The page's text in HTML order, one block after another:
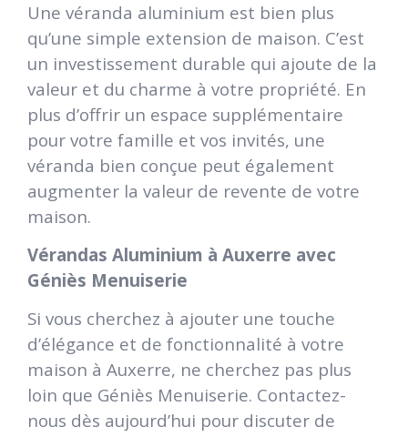
Une véranda aluminium est bien plus
qu’une simple extension de maison. C’est
un investissement durable qui ajoute de la
valeur et du charme à votre propriété. En
plus d’offrir un espace supplémentaire
pour votre famille et vos invités, une
véranda bien conçue peut également
augmenter la valeur de revente de votre
maison.
Vérandas Aluminium à Auxerre avec
Géniès Menuiserie
Si vous cherchez à ajouter une touche
d’élégance et de fonctionnalité à votre
maison à Auxerre, ne cherchez pas plus
loin que Géniès Menuiserie. Contactez-
nous dès aujourd’hui pour discuter de